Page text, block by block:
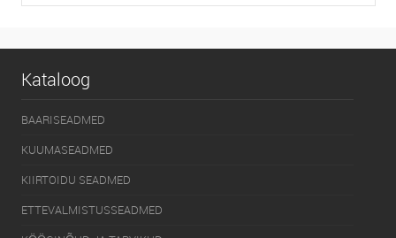
Kataloog
BAARISEADMED
KUUMASEADMED
KIIRTOIDU SEADMED
ETTEVALMISTUSSEADMED